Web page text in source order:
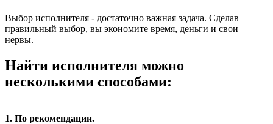
Выбор исполнителя - достаточно важная задача. Сделав
правильный выбор, вы экономите время, деньги и свои
нервы.
Найти исполнителя можно
несколькими способами:
1. По рекомендации.